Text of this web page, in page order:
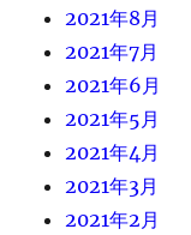
2021年8月
2021年7月
2021年6月
2021年5月
2021年4月
2021年3月
2021年2月